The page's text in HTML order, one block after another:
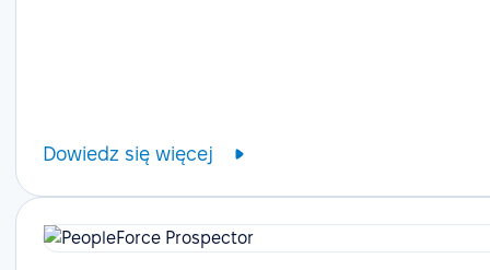
Dowiedz się więcej